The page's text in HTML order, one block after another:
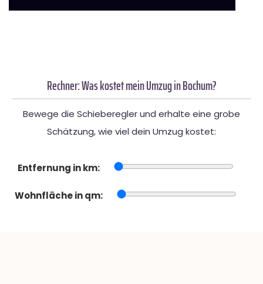
Rechner: Was kostet mein Umzug in Bochum?
Bewege die Schieberegler und erhalte eine grobe
Schätzung, wie viel dein Umzug kostet:
Entfernung in km:
Wohnfläche in qm: